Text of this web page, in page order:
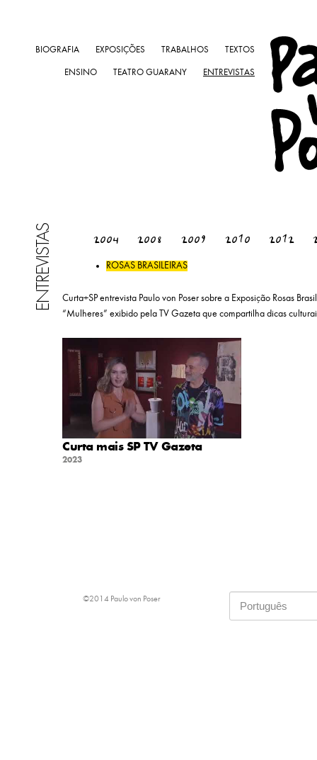
BIOGRAFIA EXPOSIÇÕES TRABALHOS TEXTOS
ENSINO TEATRO GUARANY ENTREVISTAS
ENTREVISTAS 2004 2008 2009 2010 2012
ROSAS BRASILEIRAS
Curta+SP entrevista Paulo von Poser sobre a Exposição Rosas
“Mulheres” exibido pela TV Gazeta que compartilha dicas
Curta mais SP TV Gazeta
2023
©2014 Paulo von Poser